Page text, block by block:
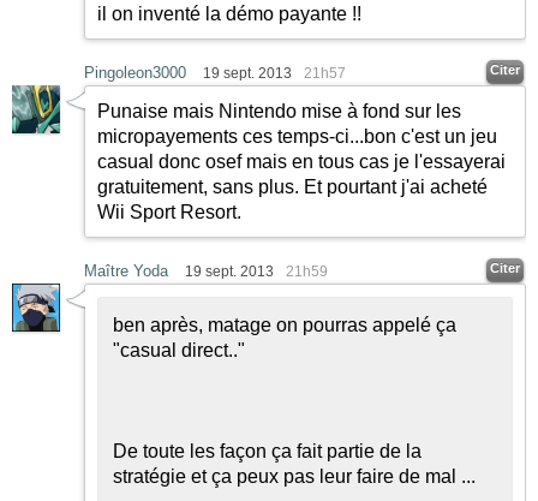
il on inventé la démo payante !!
Pingoleon3000 19 sept. 2013 21h57 Citer
Punaise mais Nintendo mise à fond sur les
micropayements ces temps-ci...bon c'est un jeu
casual donc osef mais en tous cas je l'essayerai
gratuitement, sans plus. Et pourtant j'ai acheté
Wii Sport Resort.
Maître Yoda 19 sept. 2013 21h59 Citer
ben après, matage on pourras appelé ça
"casual direct.."
De toute les façon ça fait partie de la
stratégie et ça peux pas leur faire de mal ...